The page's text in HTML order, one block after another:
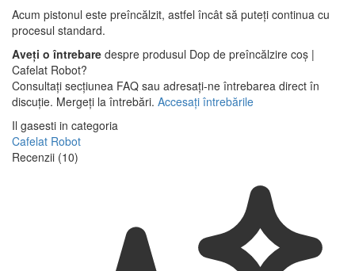
Acum pistonul este preîncălzit, astfel încât să puteți continua cu
procesul standard.
Aveți o întrebare despre produsul Dop de preîncălzire coș |
Cafelat Robot?
Consultați secțiunea FAQ sau adresați-ne întrebarea direct în
discuție. Mergeți la întrebări. Accesați întrebările
Il gasesti in categoria
Cafelat Robot
Recenzii (10)